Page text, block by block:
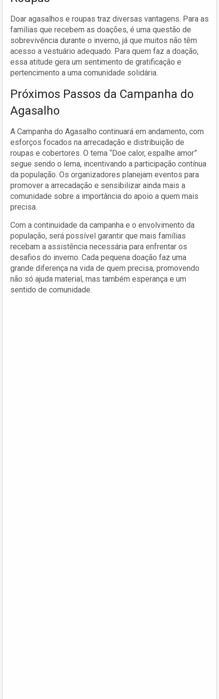
Doar agasalhos e roupas traz diversas vantagens. Para as
famílias que recebem as doações, é uma questão de
sobrevivência durante o inverno, já que muitos não têm
acesso a vestuário adequado. Para quem faz a doação,
essa atitude gera um sentimento de gratificação e
pertencimento a uma comunidade solidária.
Próximos Passos da Campanha do
Agasalho
A Campanha do Agasalho continuará em andamento, com
esforços focados na arrecadação e distribuição de
roupas e cobertores. O tema “Doe calor, espalhe amor”
segue sendo o lema, incentivando a participação contínua
da população. Os organizadores planejam eventos para
promover a arrecadação e sensibilizar ainda mais a
comunidade sobre a importância do apoio a quem mais
precisa.
Com a continuidade da campanha e o envolvimento da
população, será possível garantir que mais famílias
recebam a assistência necessária para enfrentar os
desafios do inverno. Cada pequena doação faz uma
grande diferença na vida de quem precisa, promovendo
não só ajuda material, mas também esperança e um
sentido de comunidade.